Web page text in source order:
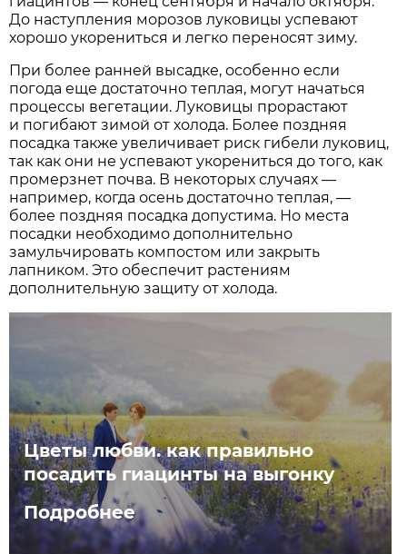
До наступления морозов луковицы успевают
хорошо укорениться и легко переносят зиму.
При более ранней высадке, особенно если
погода еще достаточно теплая, могут начаться
процессы вегетации. Луковицы прорастают
и погибают зимой от холода. Более поздняя
посадка также увеличивает риск гибели луковиц,
так как они не успевают укорениться до того, как
промерзнет почва. В некоторых случаях —
например, когда осень достаточно теплая, —
более поздняя посадка допустима. Но места
посадки необходимо дополнительно
замульчировать компостом или закрыть
лапником. Это обеспечит растениям
дополнительную защиту от холода.
Цветы любви. как правильно
посадить гиацинты на выгонку
Подробнее